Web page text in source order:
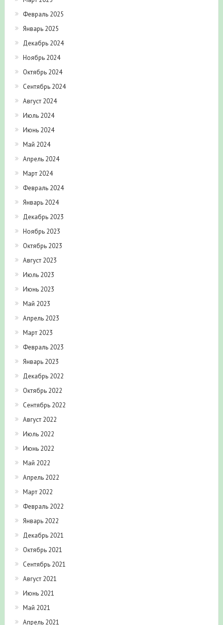
Февраль 2025
Январь 2025
Декабрь 2024
Ноябрь 2024
Октябрь 2024
Сентябрь 2024
Август 2024
Июль 2024
Июнь 2024
Май 2024
Апрель 2024
Март 2024
Февраль 2024
Январь 2024
Декабрь 2023
Ноябрь 2023
Октябрь 2023
Август 2023
Июль 2023
Июнь 2023
Май 2023
Апрель 2023
Март 2023
Февраль 2023
Январь 2023
Декабрь 2022
Октябрь 2022
Сентябрь 2022
Август 2022
Июль 2022
Июнь 2022
Май 2022
Апрель 2022
Март 2022
Февраль 2022
Январь 2022
Декабрь 2021
Октябрь 2021
Сентябрь 2021
Август 2021
Июнь 2021
Май 2021
Апрель 2021